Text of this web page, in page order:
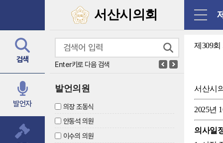
서산시의회
검색
Enter키로 다음 검색
발언자
발언의원
의장 조동식
안동석 의원
이수의 의원
제309
서산시
2025년
의사일